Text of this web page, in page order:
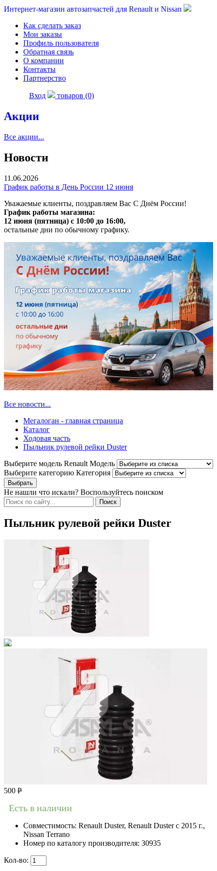
Интернет-магазин автозапчастей для Renault и Nissan
Как сделать заказ
Мои заказы
Профиль пользователя
Обратная связь
О компании
Контакты
Партнерство
Вход товаров (0)
Акции
Все акции...
Новости
11.06.2026
График работы в День России 12 июня
Уважаемые клиенты, поздравляем Вас С Днём России!
График работы магазина:
12 июня (пятница) с 10:00 до 16:00,
остальные дни по обычному графику.
Все новости...
Мегалоган - главная страница
Каталог
Ходовая часть
Пыльник рулевой рейки Duster
Выберите модель Renault Модель
Выберите категорию Категория
Не нашли что искали? Воспользуйтесь поиском
Пыльник рулевой рейки Duster
500 Р
Есть в наличии
Совместимость: Renault Duster, Renault Duster с 2015 г.,
Nissan Terrano
Номер по каталогу производителя: 30935
Кол-во: